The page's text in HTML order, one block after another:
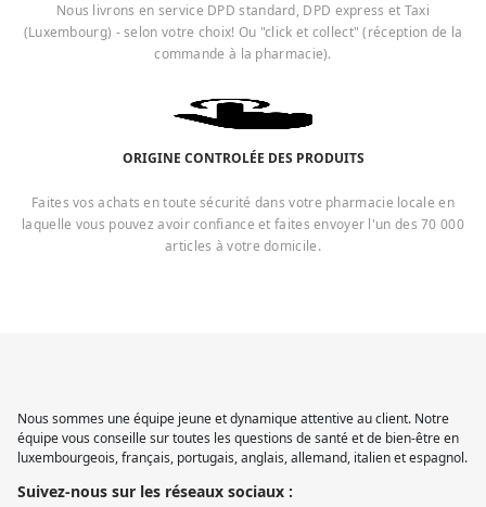
Nous livrons en service DPD standard, DPD express et Taxi
(Luxembourg) - selon votre choix! Ou "click et collect" (réception de la
commande à la pharmacie).
ORIGINE CONTROLÉE DES PRODUITS
Faites vos achats en toute sécurité dans votre pharmacie locale en
laquelle vous pouvez avoir confiance et faites envoyer l'un des 70 000
articles à votre domicile.
Nous sommes une équipe jeune et dynamique attentive au client. Notre
équipe vous conseille sur toutes les questions de santé et de bien-être en
luxembourgeois, français, portugais, anglais, allemand, italien et espagnol.
Suivez-nous sur les réseaux sociaux :